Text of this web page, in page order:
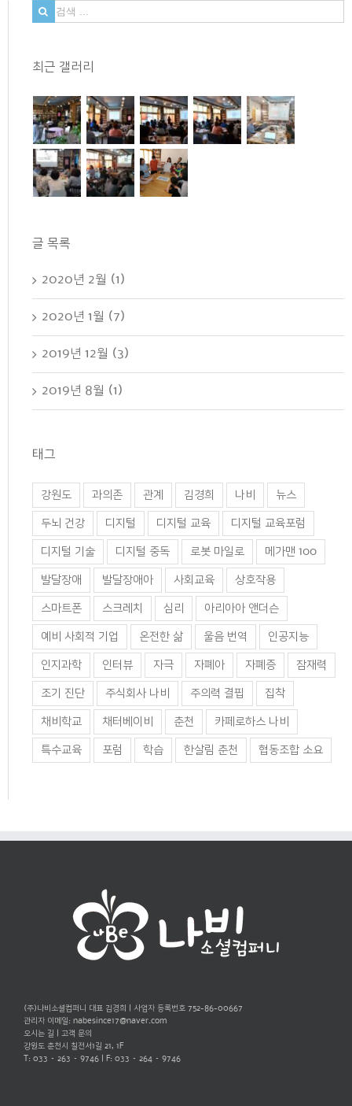
검
최근 갤러리
글 목록
2020년 2월 (1)
2020년 1월 (7)
2019년 12월 (3)
2019년 8월 (1)
태그
강원도 과의존 관계 김경희 나비 뉴스
두뇌 건강 디지털 디지털 교육 디지털 교육포럼
디지털 기술 디지털 중독 로봇 마일로 메가맨 100
발달장애 발달장애아 사회교육 상호작용
스마트폰 스크레치 심리 아리아아 앤더슨
예비 사회적 기업 온전한 삶 울음 번역 인공지능
인지과학 인터뷰 자극 자폐아 자폐증 잠재력
조기 진단 주식회사 나비 주의력 결핍 집착
채비학교 채터베이비 춘천 카페로하스 나비
특수교육 포럼 학습 한살림 춘천 협동조합 소요
(주)나비소셜컴퍼니 대표 김경희 | 사업자 등록번호 752-86-00667
관리자 이메일: nabesince17@naver.com
오시는 길 | 고객 문의
강원도 춘천시 칠전서1길 21, 1F
T: 033 – 263 – 9746 | F: 033 – 264 – 9746